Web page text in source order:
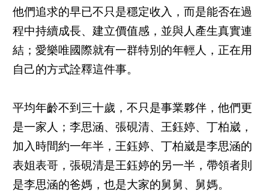
他們追求的早已不只是穩定收入，而是能否在過
程中持續成長、建立價值感，並與人產生真實連
結；愛樂唯國際就有一群特別的年輕人，正在用
自己的方式詮釋這件事。
平均年齡不到三十歲，不只是事業夥伴，他們更
是一家人；李思涵、張硯清、王鈺婷、丁柏崴，
加入時間約一年半，王鈺婷、丁柏崴是李思涵的
表姐表哥，張硯清是王鈺婷的另一半，帶領者則
是李思涵的爸媽，也是大家的舅舅、舅媽。